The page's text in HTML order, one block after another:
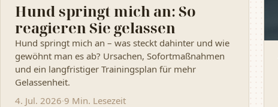
Hund springt mich an: So
reagieren Sie gelassen
Hund springt mich an – was steckt dahinter und wie
gewöhnt man es ab? Ursachen, Sofortmaßnahmen
und ein langfristiger Trainingsplan für mehr
Gelassenheit.
4. Jul. 2026·9 Min. Lesezeit